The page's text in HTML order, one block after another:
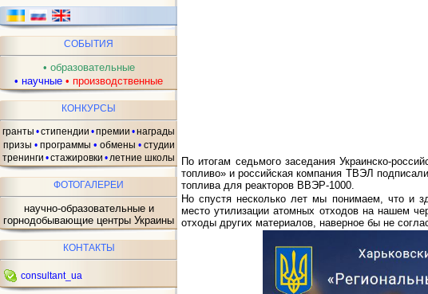
СОБЫТИЯ
• образовательные
• научные • производственные
КОНКУРСЫ
гранты •стипендии •премии •награды
призы • программы • обмены • студии
тренинги •стажировки •летние школы
ФОТОГАЛЕРЕИ
научно-образовательные и
горнодобывающие центры Украины
КОНТАКТЫ
consultant_ua
По итогам седьмого заседания Украинско-
топливо» и российская компания ТВЭЛ
топлива для реакторов ВВЭР-1000.
Но спустя несколько лет мы понимаем, что и
место утилизации атомных отходов на нашем
отходы других материалов, наверное бы не